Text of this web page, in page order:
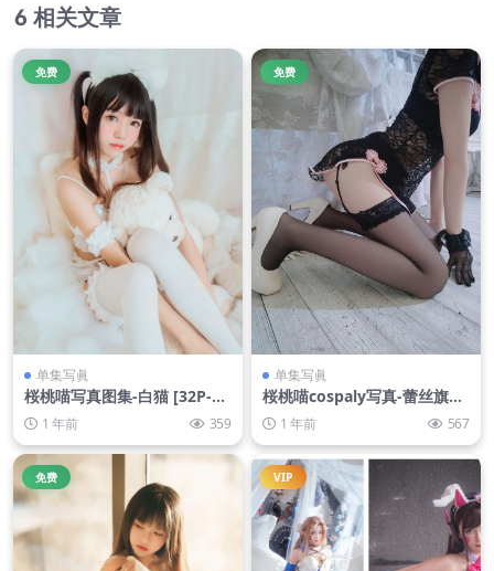
相关文章
免费
单集写眞
桜桃喵写真图集-白猫 [32P-23
4MB]1 年前 359
免费
单集写眞
桜桃喵cospaly写真-蕾丝旗袍
[20P-119M]
1 年前 567
免费 VIP